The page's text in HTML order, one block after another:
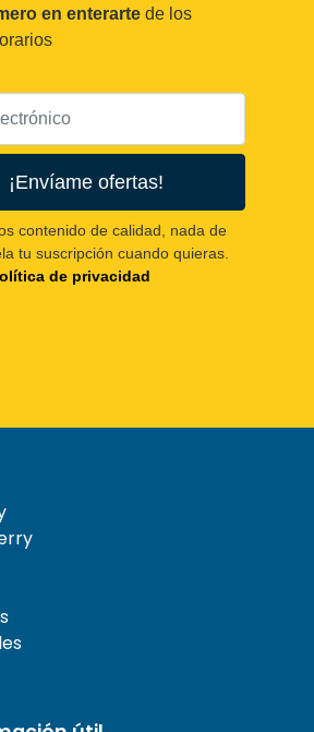
en enterarte de los
¡Envíame ofertas!
contenido de calidad, nada de
tu suscripción cuando quieras.
de privacidad